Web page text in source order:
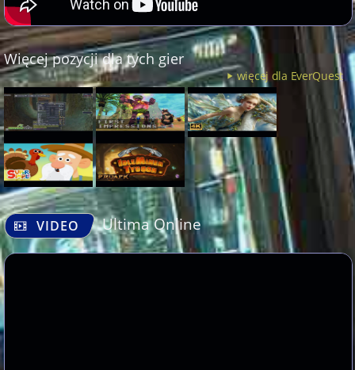
Więcej pozycji dla tych gier
więcej dla EverQuest
VIDEO Ultima Online